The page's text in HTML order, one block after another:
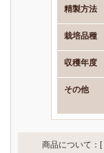
精製方法
栽培品種
収穫年度
その他
商品について：[